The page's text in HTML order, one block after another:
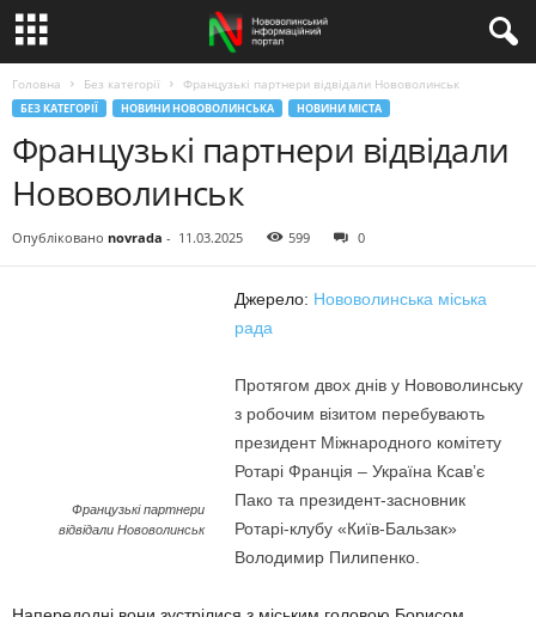
Головна Без категорії Французькі партнери відвідали Нововолинськ
БЕЗ КАТЕГОРІЇ НОВИНИ НОВОВОЛИНСЬКА НОВИНИ МІСТА
Французькі партнери відвідали
Нововолинськ
Опубліковано novrada - 11.03.2025 599 0
Французькі партнери
відвідали Нововолинськ
Джерело: Нововолинська міська
рада
Протягом двох днів у Нововолинську
з робочим візитом перебувають
президент Міжнародного комітету
Ротарі Франція – Україна Ксав’є
Пако та президент-засновник
Ротарі-клубу «Київ-Бальзак»
Володимир Пилипенко.